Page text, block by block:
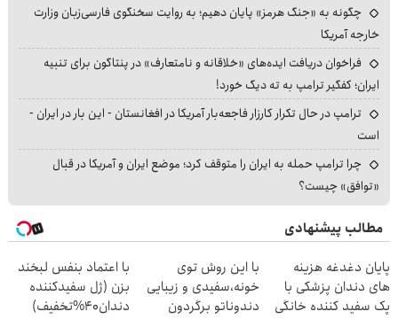
چگونه به «جنگ هرمز» پایان دهیم؛ به روایت سخنگوی فارسی‌زبان وزارت
خارجه آمریکا
فراخوان دریافت ایده‌های «خلاقانه و نامتعارف» در پنتاگون برای تنبیه
ایران؛ کفگیر ترامپ به ته دیگ خورد!
ترامپ در حال تکرار کارزار فاجعه‌بار آمریکا در افغانستان - این بار در ایران -
است
چرا ترامپ حمله به ایران را متوقف کرد؛ موضع ایران و آمریکا در قبال
«توافق» چیست؟
مطالب پیشنهادی
پایان دغدغه هزینه
های دندان پزشکی با
پک سفید کننده خانگی
با این روش توی
خونه،سفیدی و زیبایی
دندوناتو برگردون
با اعتماد بنفس لبخند
بزن (ژل سفیدکننده
دندان40%تخفیف)